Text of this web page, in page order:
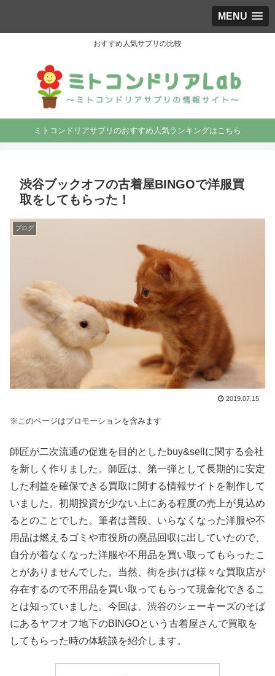
MENU
おすすめ人気サプリの比較
ミトコンドリアサプリのおすすめ人気ランキングはこちら
渋谷ブックオフの古着屋BINGOで洋服買
取をしてもらった！
ブログ
2019.07.15
※このページはプロモーションを含みます
師匠が二次流通の促進を目的としたbuy&sellに関する会社
を新しく作りました。師匠は、第一弾として長期的に安定
した利益を確保できる買取に関する情報サイトを制作して
いました。初期投資が少ない上にある程度の売上が見込め
るとのことでした。筆者は普段、いらなくなった洋服や不
用品は燃えるゴミや市役所の廃品回収に出していたので、
自分が着なくなった洋服や不用品を買い取ってもらったこ
とがありませんでした。当然、街を歩けば様々な買取店が
存在するので不用品を買い取ってもらって現金化できるこ
とは知っていました。今回は、渋谷のシェーキーズのそば
にあるヤフオフ地下のBINGOという古着屋さんで買取を
してもらった時の体験談を紹介します。